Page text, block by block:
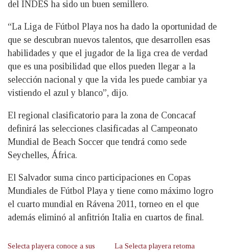
del INDES ha sido un buen semillero.
“La Liga de Fútbol Playa nos ha dado la oportunidad de
que se descubran nuevos talentos, que desarrollen esas
habilidades y que el jugador de la liga crea de verdad
que es una posibilidad que ellos pueden llegar a la
selección nacional y que la vida les puede cambiar ya
vistiendo el azul y blanco”, dijo.
El regional clasificatorio para la zona de Concacaf
definirá las selecciones clasificadas al Campeonato
Mundial de Beach Soccer que tendrá como sede
Seychelles, África.
El Salvador suma cinco participaciones en Copas
Mundiales de Fútbol Playa y tiene como máximo logro
el cuarto mundial en Rávena 2011, torneo en el que
además eliminó al anfitrión Italia en cuartos de final.
Selecta playera conoce a sus
La Selecta playera retoma